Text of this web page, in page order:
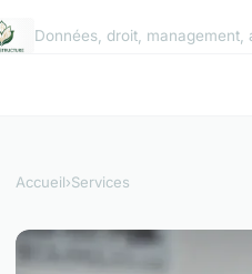
Données, droit, management,
Accueil›Services